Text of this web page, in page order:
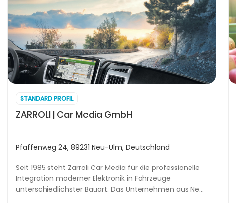
STANDARD PROFIL
ZARROLI | Car Media GmbH
Pfaffenweg 24, 89231 Neu-Ulm, Deutschland
Seit 1985 steht Zarroli Car Media für die professionelle
Integration moderner Elektronik in Fahrzeuge
unterschiedlichster Bauart. Das Unternehmen aus Neu-